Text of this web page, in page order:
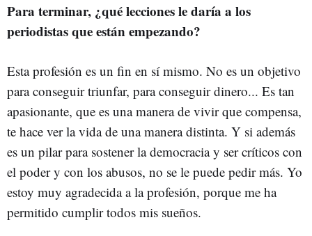
Para terminar, ¿qué lecciones le daría a los
periodistas que están empezando?
Esta profesión es un fin en sí mismo. No es un objetivo
para conseguir triunfar, para conseguir dinero... Es tan
apasionante, que es una manera de vivir que compensa,
te hace ver la vida de una manera distinta. Y si además
es un pilar para sostener la democracia y ser críticos con
el poder y con los abusos, no se le puede pedir más. Yo
estoy muy agradecida a la profesión, porque me ha
permitido cumplir todos mis sueños.